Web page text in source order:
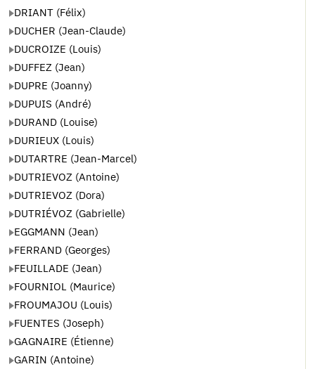
DRIANT (Félix)
DUCHER (Jean-Claude)
DUCROIZE (Louis)
DUFFEZ (Jean)
DUPRE (Joanny)
DUPUIS (André)
DURAND (Louise)
DURIEUX (Louis)
DUTARTRE (Jean-Marcel)
DUTRIEVOZ (Antoine)
DUTRIEVOZ (Dora)
DUTRIÉVOZ (Gabrielle)
EGGMANN (Jean)
FERRAND (Georges)
FEUILLADE (Jean)
FOURNIOL (Maurice)
FROUMAJOU (Louis)
FUENTES (Joseph)
GAGNAIRE (Étienne)
GARIN (Antoine)